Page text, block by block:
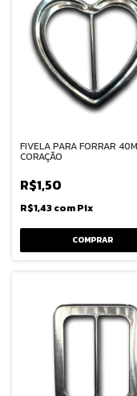
FIVELA PARA FORRAR
CORAÇÃO
R$1,50
R$1,43comPix